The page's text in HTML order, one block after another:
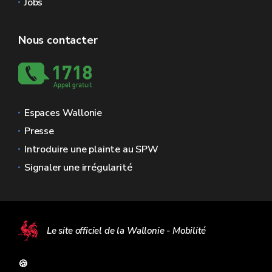
Jobs
Nous contacter
Espaces Wallonie
Presse
Introduire une plainte au SPW
Signaler une irrégularité
Le site officiel de la Wallonie - Mobilité
🍪